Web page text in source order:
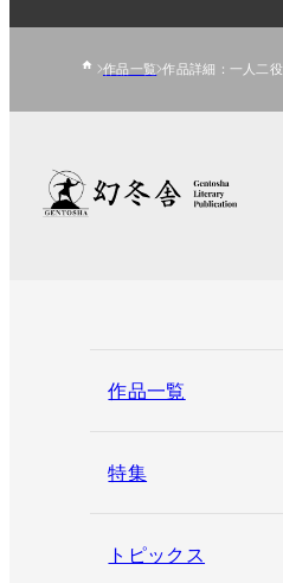
作品一覧 作品詳細：一人二役
作品一覧
特集
トピックス